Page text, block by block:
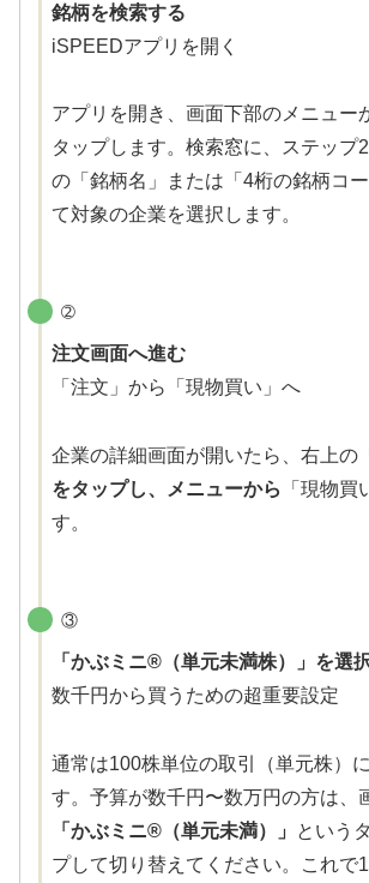
銘柄を検索する
iSPEEDアプリを開く
アプリを開き、画面下部のメニュー
タップします。検索窓に、ステップ
の「銘柄名」または「4桁の銘柄コ
て対象の企業を選択します。
➁
注文画面へ進む
「注文」から「現物買い」へ
企業の詳細画面が開いたら、右上の
をタップし、メニューから
「現物買
す。
③
「かぶミニ®（単元未満株）」を選
数千円から買うための超重要設定
通常は100株単位の取引（単元株）
す。予算が数千円〜数万円の方は、
「かぶミニ®（単元未満）」
という
プして切り替えてください。これで